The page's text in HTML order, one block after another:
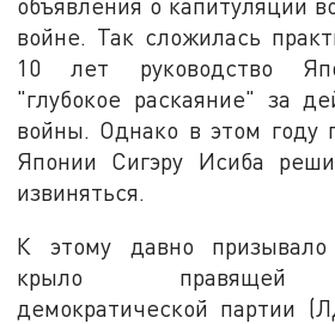
войне. Так сложилась
10 лет руководство
"глубокое раскаяние" за
войны. Однако в этом году
Японии Сигэру Исиба
извиняться.
К этому давно призывало
крыло правящей
демократической партии